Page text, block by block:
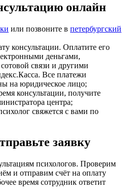
онлайн
или позвоните в петербургский
консультации. Оплатите его
деньгами,
связи и другими
Все платежи
на юридическое лицо;
консультации, получите
центра;
свяжется с вами по
заявку
психологов. Проверим
и отправим счёт на оплату
время сотрудник ответит